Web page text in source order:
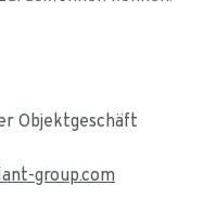
Objektgeschäft
group.com